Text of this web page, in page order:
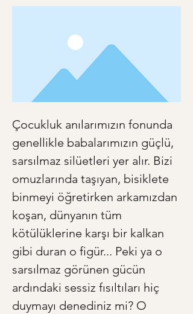
Çocukluk anılarımızın fonunda
genellikle babalarımızın güçlü,
sarsılmaz silüetleri yer alır. Bizi
omuzlarında taşıyan, bisiklete
binmeyi öğretirken arkamızdan
koşan, dünyanın tüm
kötülüklerine karşı bir kalkan
gibi duran o figür... Peki ya o
sarsılmaz görünen gücün
ardındaki sessiz fısıltıları hiç
duymayı denediniz mi? O